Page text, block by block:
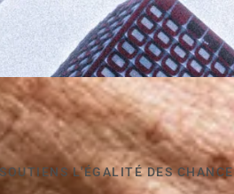
L'ÉGALITÉ DES